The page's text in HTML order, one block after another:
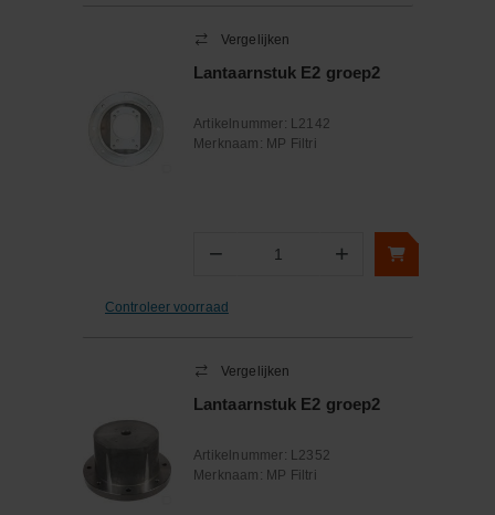
Vergelijken
Lantaarnstuk E2 groep2
Artikelnummer: L2142
Merknaam: MP Filtri
− Aantal +
Controleer voorraad
Vergelijken
Lantaarnstuk E2 groep2
Artikelnummer: L2352
Merknaam: MP Filtri